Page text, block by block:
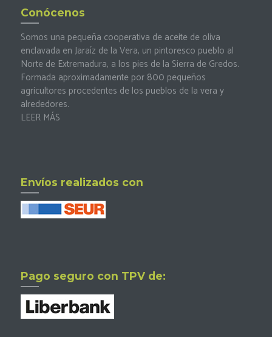
Conócenos
Somos una pequeña cooperativa de aceite de oliva
enclavada en Jaraíz de la Vera, un pintoresco pueblo al
Norte de Extremadura, a los pies de la Sierra de Gredos.
Formada aproximadamente por 800 pequeños
agricultores procedentes de los pueblos de la vera y
alrededores.
LEER MÁS
Envíos realizados con
Pago seguro con TPV de: